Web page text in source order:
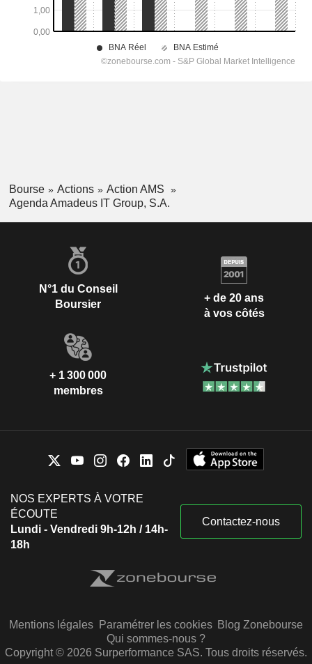
Bourse Actions
Action AMS
Agenda Amadeus IT Group, S.A.
N°1 du Conseil
Boursier
+ de 20 ans
à vos côtés
+ 1 300 000
membres
NOS EXPERTS À VOTRE
ÉCOUTE
Lundi - Vendredi 9h-12h / 14h-
18h
Contactez-nous
Mentions légales Paramétrer les cookies Blog Zonebourse
Qui sommes-nous ?
Copyright © 2026 Surperformance SAS. Tous droits réservés.